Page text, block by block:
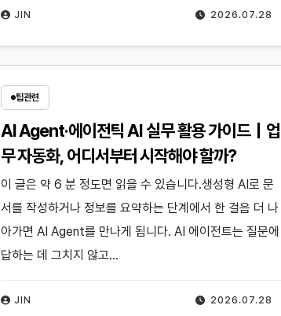
2026.07.28
JIN
팁관련
AI Agent·에이전틱 AI 실무 활용 가이드｜업
무 자동화, 어디서부터 시작해야 할까?
2026.07.28
JIN
이 글은 약 6 분 정도면 읽을 수 있습니다.생성형 AI로 문
서를 작성하거나 정보를 요약하는 단계에서 한 걸음 더 나
아가면 AI Agent를 만나게 됩니다. AI 에이전트는 질문에
답하는 데 그치지 않고…